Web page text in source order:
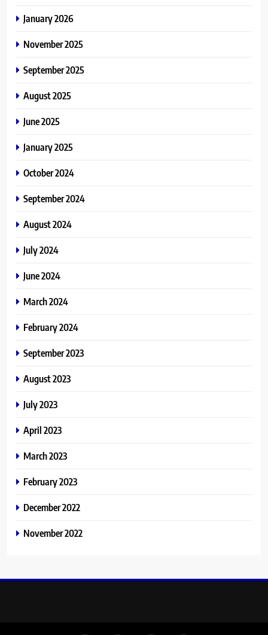
January 2026
November 2025
September 2025
August 2025
June 2025
January 2025
October 2024
September 2024
August 2024
July 2024
June 2024
March 2024
February 2024
September 2023
August 2023
July 2023
April 2023
March 2023
February 2023
December 2022
November 2022